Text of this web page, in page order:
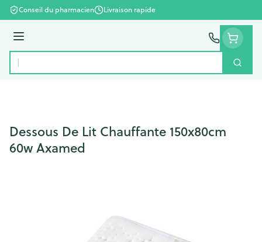
Aller au contenu
Conseil du pharmacien Livraison rapide
Menu
Rechercher
Dessous De Lit Chauffante 150x80cm
60w Axamed